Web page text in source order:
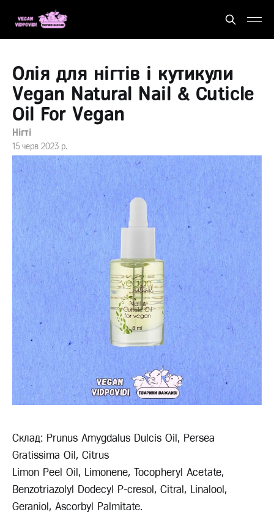
Олія для нігтів і кутикули
Vegan Natural Nail & Cuticle
Oil For Vegan
Нігті
15 черв 2023 р.
Склад: Prunus Amygdalus Dulcis Oil, Persea
Gratissima Oil, Citrus
Limon Peel Oil, Limonene, Tocopheryl Acetate,
Benzotriazolyl Dodecyl P-cresol, Citral, Linalool,
Geraniol, Ascorbyl Palmitate.